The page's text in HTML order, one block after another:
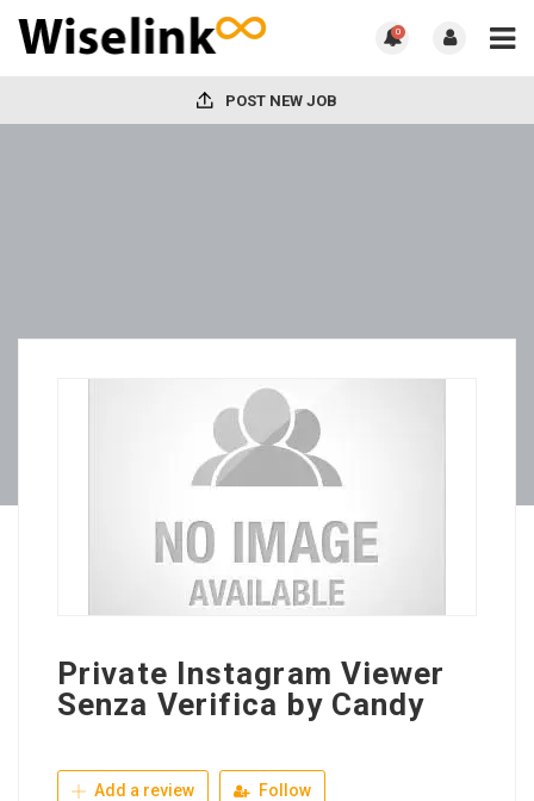
0
POST NEW JOB
Private Instagram Viewer
Senza Verifica by Candy
Add a review Follow